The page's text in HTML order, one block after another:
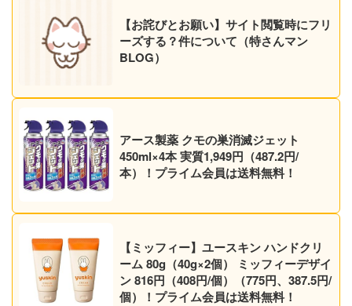
【お詫びとお願い】サイト閲覧時にフリ
ーズする？件について（特さんマン
BLOG）
アース製薬 クモの巣消滅ジェット
450ml×4本 実質1,949円（487.2円/
本）！プライム会員は送料無料！
【ミッフィー】ユースキン ハンドクリ
ーム 80g（40g×2個） ミッフィーデザイ
ン 816円（408円/個）（775円、387.5円/
個）！プライム会員は送料無料！